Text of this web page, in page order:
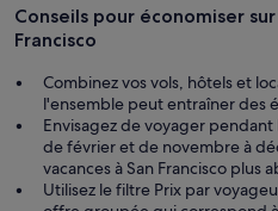
Conseils pour économiser
Francisco
Combinez vos vols, hôtels et
l'ensemble peut entraîner des
Envisagez de voyager
de février et de novembre à
vacances à San Francisco plus
Utilisez le filtre Prix par